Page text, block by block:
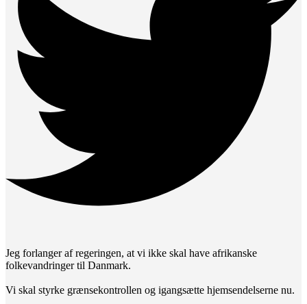
Jeg forlanger af regeringen, at vi ikke skal have afrikanske
folkevandringer til Danmark.
Vi skal styrke grænsekontrollen og igangsætte hjemsendelserne nu.